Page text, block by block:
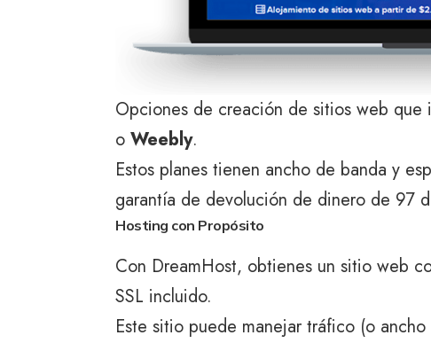
Opciones de creación de sitios web que
o Weebly.
Estos planes tienen ancho de banda y
garantía de devolución de dinero de 97
Hosting con Propósito
Con DreamHost, obtienes un sitio web
SSL incluido.
Este sitio puede manejar tráfico (o